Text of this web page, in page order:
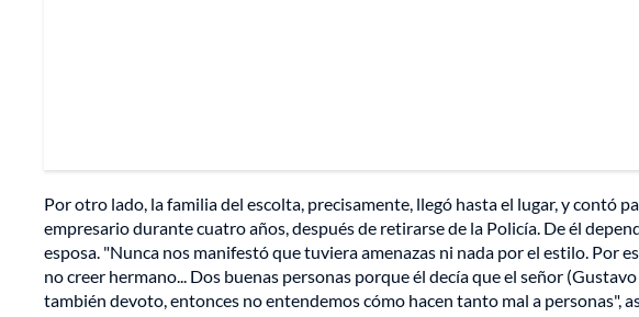
Por otro lado, la familia del escolta, precisamente, llegó hasta el lugar, y contó
empresario durante cuatro años, después de retirarse de la Policía. De él
esposa. "Nunca nos manifestó que tuviera amenazas ni nada por el estilo. Por
no creer hermano... Dos buenas personas porque él decía que el señor
también devoto, entonces no entendemos cómo hacen tanto mal a personas",